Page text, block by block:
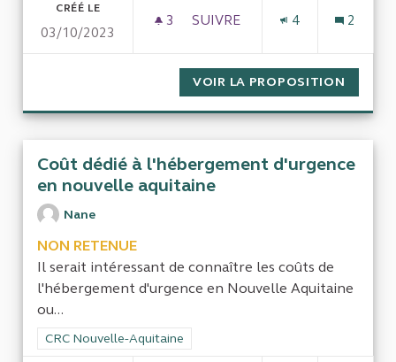
CRÉÉ LE
03/10/2023
3 3 ABONNÉS
SUIVRE
4 2
VOIR LA PROPOSITION
Coût dédié à l'hébergement d'urgence
en nouvelle aquitaine
Nane
NON RETENUE
Il serait intéressant de connaître les coûts de
l'hébergement d'urgence en Nouvelle Aquitaine
ou...
Filtrer les résultats de la catégorie : CRC Nouvelle-Aquitaine
CRC Nouvelle-Aquitaine